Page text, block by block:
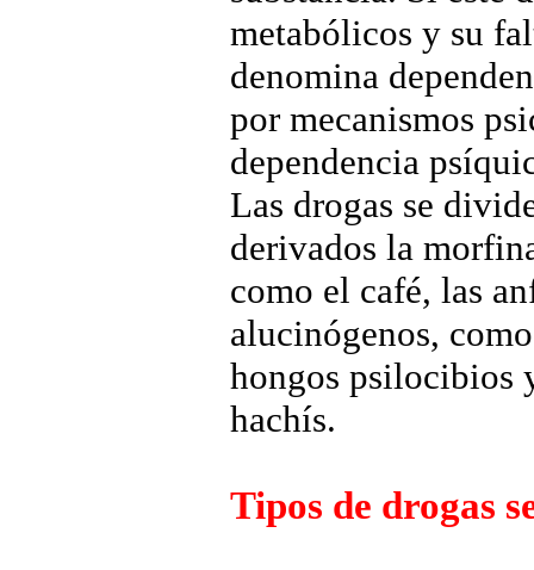
metabólicos y su
denomina
por mecanismos
dependencia
Las drogas se
derivados la
como el café, las
alucinógenos,
hongos psilocibios
hachís.
Tipos de drogas